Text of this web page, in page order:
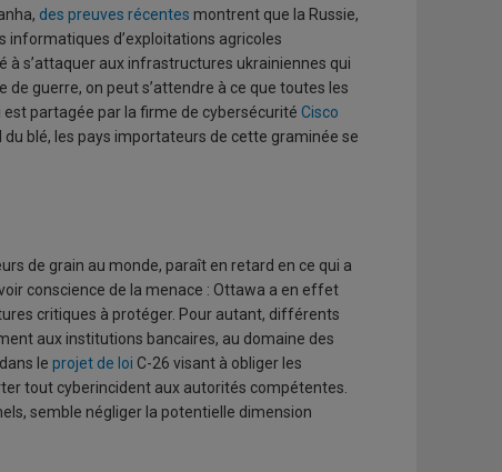
des preuves récentes montrent que la Russie,
informatiques d’exploitations agricoles
à s’attaquer aux infrastructures ukrainiennes qui
guerre, on peut s’attendre à ce que toutes les
partagée par la firme de cybersécurité Cisco
du blé, les pays importateurs de cette graminée se
de grain au monde, paraît en retard en ce qui a
conscience de la menace : Ottawa a en effet
critiques à protéger. Pour autant, différents
aux institutions bancaires, au domaine des
le projet de loi C-26 visant à obliger les
tout cyberincident aux autorités compétentes.
semble négliger la potentielle dimension